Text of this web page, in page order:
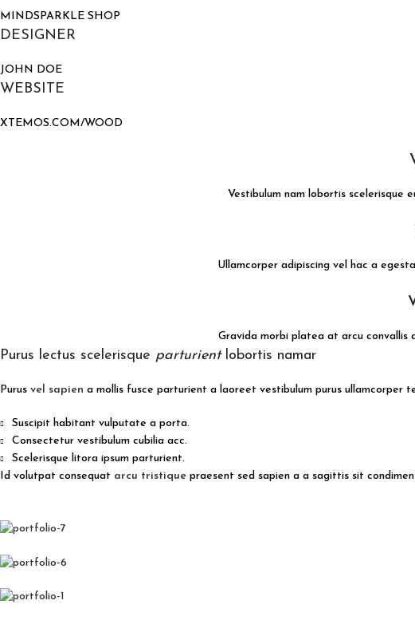
MINDSPARKLE SHOP
DESIGNER
JOHN DOE
WEBSITE
XTEMOS.COM/WOOD
Vestibulum nam lobortis scelerisque
Ullamcorper adipiscing vel hac a
Gravida morbi platea at arcu convallis
Purus lectus scelerisque parturientlobortis namar
Purus vel sapien a mollis fusce parturient a laoreet vestibulum purus ullamcorper
Suscipit habitant vulputate a porta.
Consectetur vestibulum cubilia acc.
Scelerisque litora ipsum parturient.
Id volutpat consequat arcu tristique praesent sed sapien a a sagittis sit